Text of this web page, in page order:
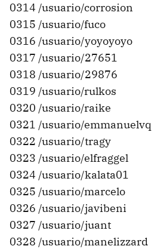
0314 /usuario/corrosion
0315 /usuario/fuco
0316 /usuario/yoyoyoyo
0317 /usuario/27651
0318 /usuario/29876
0319 /usuario/rulkos
0320 /usuario/raike
0321 /usuario/emmanuelvq
0322 /usuario/tragy
0323 /usuario/elfraggel
0324 /usuario/kalata01
0325 /usuario/marcelo
0326 /usuario/javibeni
0327 /usuario/juant
0328 /usuario/manelizzard